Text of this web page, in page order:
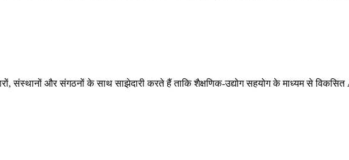
संस्थानों और संगठनों के साथ साझेदारी करते हैं ताकि शैक्षणिक-उद्योग सहयोग के माध्यम से